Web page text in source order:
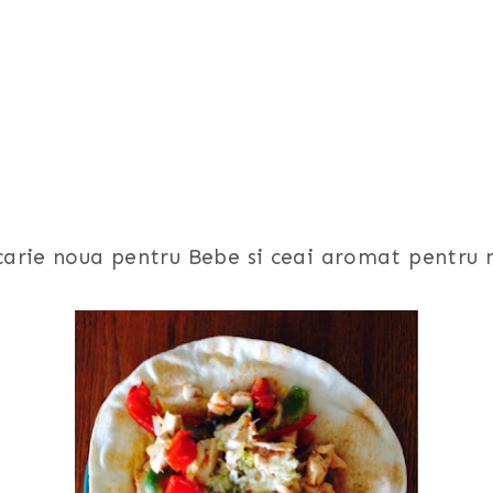
noua pentru Bebe si ceai aromat pentru